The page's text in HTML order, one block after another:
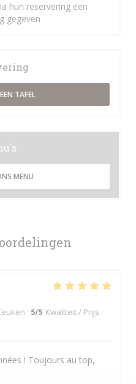
: 5/5 Kwaliteit / Prijs :
! Toujours au top,
hun reservering een
gegeven
TAFEL
MENU